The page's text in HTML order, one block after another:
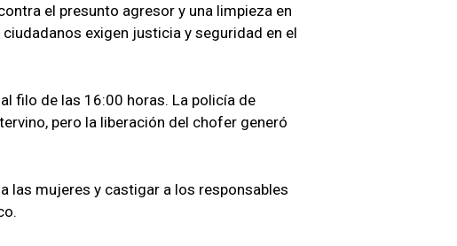
el presunto agresor y una limpieza en
exigen justicia y seguridad en el
filo de las 16:00 horas. La policía de
pero la liberación del chofer generó
las mujeres y castigar a los responsables